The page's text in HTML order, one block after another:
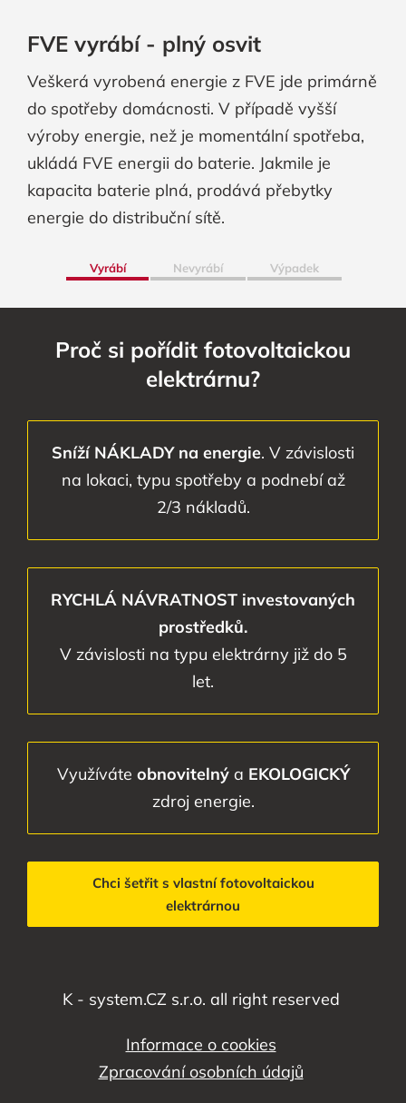
FVE vyrábí - plný osvit
Veškerá vyrobená energie z FVE jde primárně
do spotřeby domácnosti. V případě vyšší
výroby energie, než je momentální spotřeba,
ukládá FVE energii do baterie. Jakmile je
kapacita baterie plná, prodává přebytky
energie do distribuční sítě.
Vyrábí Nevyrábí Výpadek
Proč si pořídit fotovoltaickou
elektrárnu?
Sníží NÁKLADY na energie. V závislosti
na lokaci, typu spotřeby a podnebí až
2/3 nákladů.
RYCHLÁ NÁVRATNOST investovaných
prostředků.
V závislosti na typu elektrárny již do 5
let.
Využíváte obnovitelnýa EKOLOGICKÝ
zdroj energie.
Chci šetřit s vlastní fotovoltaickou
elektrárnou
K - system.CZ s.r.o. all right reserved
Informace o cookies
Zpracování osobních údajů